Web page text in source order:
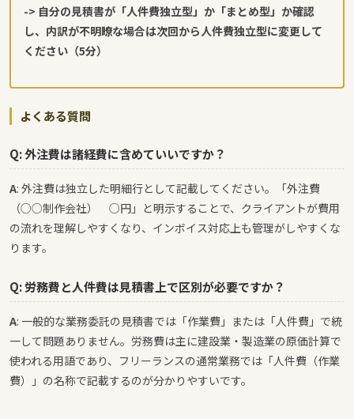
-> 自分の見積書が「人件費独立型」か「まとめ型」か確認
し、内訳が不明瞭な場合は次回から人件費独立型に変更して
ください（5分）
よくある質問
Q: 外注費は諸経費に含めていいですか？
A: 外注費は独立した明細行として記載してください。「外注費
（○○制作会社） ○円」と明示することで、クライアントが費用
の流れを理解しやすくなり、インボイス対応上も管理がしやすくな
ります。
Q: 労務費と人件費は見積書上で区別が必要ですか？
A: 一般的な業務委託の見積書では「作業費」または「人件費」で統
一して問題ありません。労務費は主に建設業・製造業の原価計算で
使われる用語であり、フリーランスの通常業務では「人件費（作業
費）」の名称で記載するのが分かりやすいです。